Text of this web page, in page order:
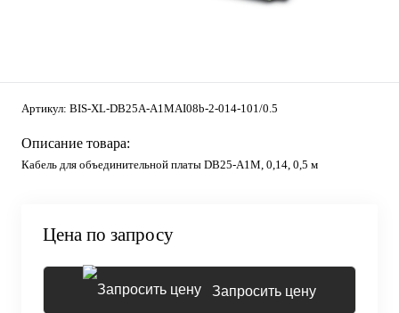
Артикул: BIS-XL-DB25A-A1MAI08b-2-014-101/0.5
Описание товара:
Кабель для объединительной платы DB25-A1M, 0,14, 0,5 м
Цена по запросу
Запросить цену